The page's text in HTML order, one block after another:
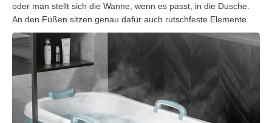
oder man stellt sich die Wanne, wenn es passt, in die Dusche.
An den Füßen sitzen genau dafür auch rutschfeste Elemente.